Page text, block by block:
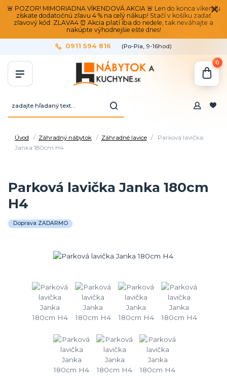
🚨 POZOR! MIMORIADNA VÍKENDOVÁ AKCIA 🚨 Len do konca víkendu
získate dodatočnú zľavu 4 % na celý nákup! Stačí v košíku zadať
zľavový kód: ZLAVA4 ⏰ Akcia platí iba do nedele, tak neváhajte a
nakúpte výhodnejšie ešte dnes!
0911 594 816 (Po-Pia, 9-16hod)
0
Úvod Záhradný nábytok Záhradné lavice
Parková lavička
Janka 180cm H4
Parková lavička Janka 180cm
H4
Doprava ZADARMO